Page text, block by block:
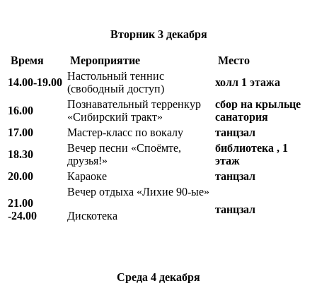
Вторник 3 декабря
Время Мероприятие
Место
14.00-19.00
Настольный теннис
(свободный доступ)
холл 1 этажа
16.00
Познавательный терренкур
«Сибирский тракт»
сбор на крыльце
санатория
17.00
Мастер-класс по вокалу
танцзал
18.30
Вечер песни «Споёмте,
друзья!»
библиотека , 1
этаж
20.00
Караоке танцзал
21.00
-24.00
Вечер отдыха «Лихие 90-ые»
Дискотека
танцзал
Среда 4 декабря